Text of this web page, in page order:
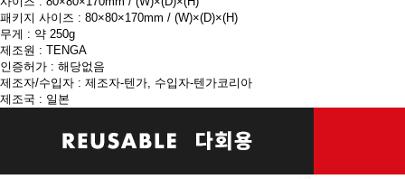
패키지 사이즈 : 80×80×170mm / (W)×(D)×(H)
무게 : 약 250g
제조원 : TENGA
인증허가 : 해당없음
제조자/수입자 : 제조자-텐가, 수입자-텐가코리아
제조국 : 일본